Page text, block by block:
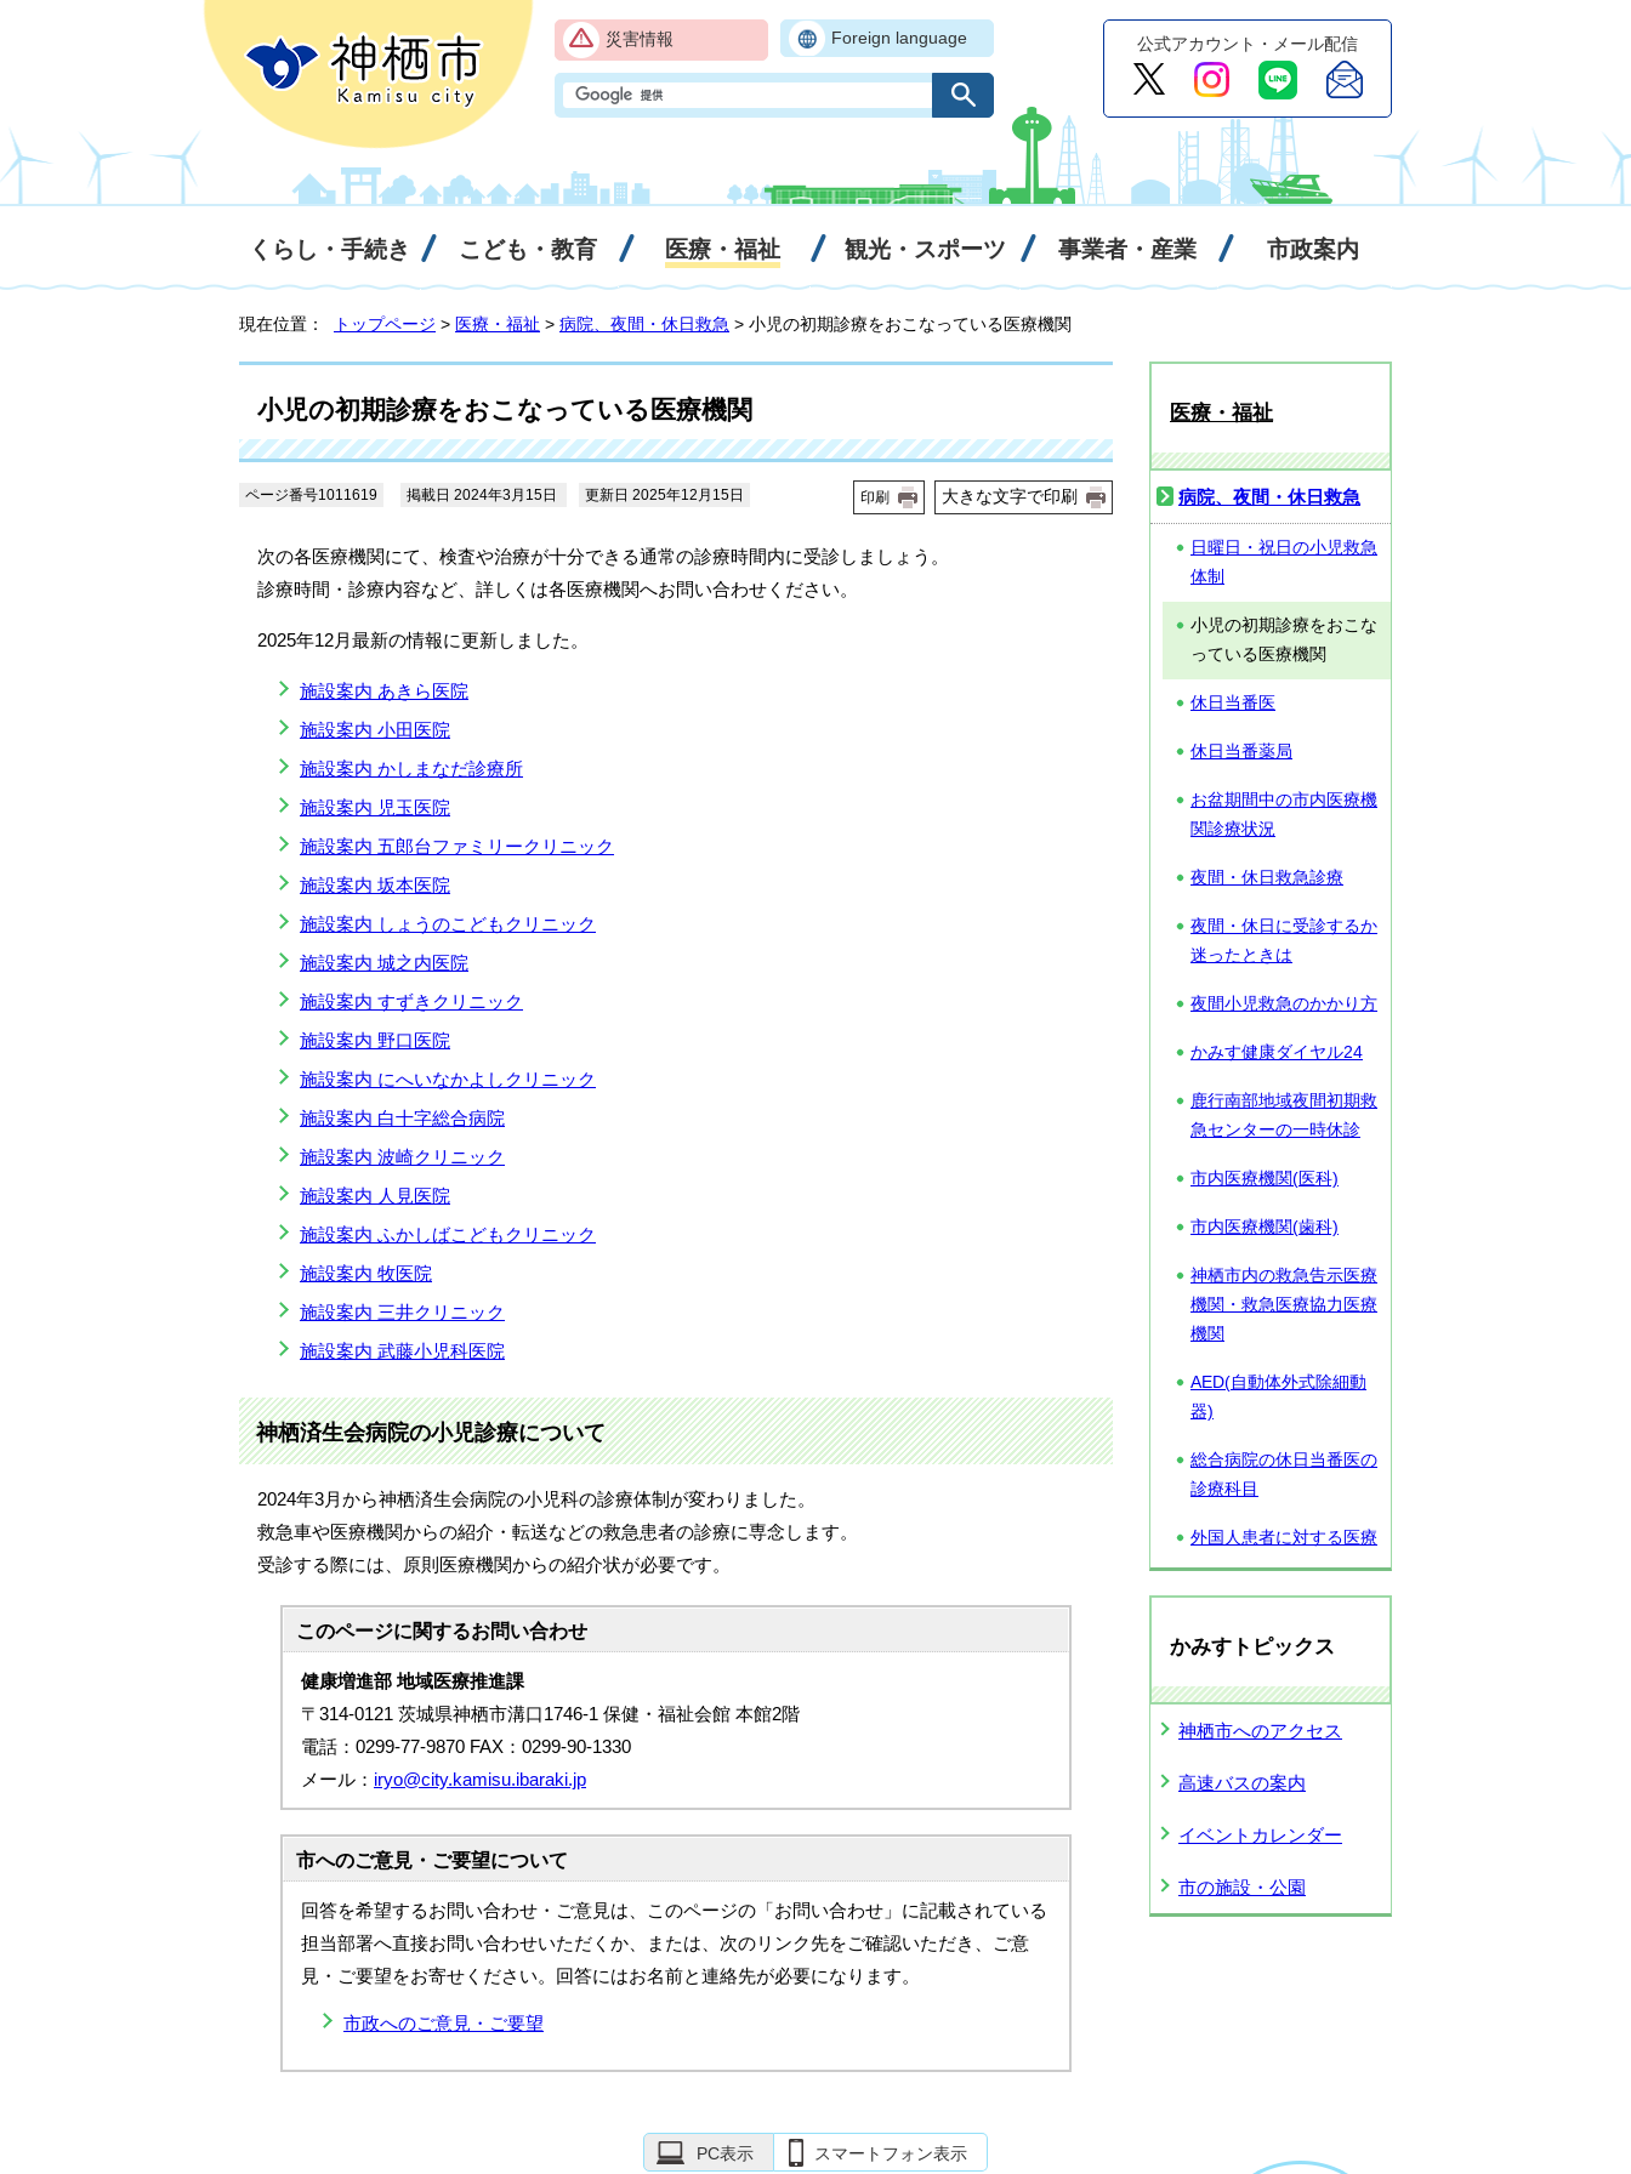
災害情報 Foreign language 公式アカウント・メール配信
くらし・手続き こども・教育 医療・福祉 観光・スポーツ 事業者・産業 市政案内
現在位置： トップページ > 医療・福祉 > 病院、夜間・休日救急 > 小児の初期診療をおこなっている医療機関
小児の初期診療をおこなっている医療機関
ページ番号1011619 掲載日 2024年3月15日 更新日 2025年12月15日 印刷 大きな文字で印刷
次の各医療機関にて、検査や治療が十分できる通常の診療時間内に受診しましょう。
診療時間・診療内容など、詳しくは各医療機関へお問い合わせください。
2025年12月最新の情報に更新しました。
施設案内 あきら医院
施設案内 小田医院
施設案内 かしまなだ診療所
施設案内 児玉医院
施設案内 五郎台ファミリークリニック
施設案内 坂本医院
施設案内 しょうのこどもクリニック
施設案内 城之内医院
施設案内 すずきクリニック
施設案内 野口医院
施設案内 にへいなかよしクリニック
施設案内 白十字総合病院
施設案内 波崎クリニック
施設案内 人見医院
施設案内 ふかしばこどもクリニック
施設案内 牧医院
施設案内 三井クリニック
施設案内 武藤小児科医院
神栖済生会病院の小児診療について
2024年3月から神栖済生会病院の小児科の診療体制が変わりました。
救急車や医療機関からの紹介・転送などの救急患者の診療に専念します。
受診する際には、原則医療機関からの紹介状が必要です。
このページに関するお問い合わせ
健康増進部 地域医療推進課
〒314-0121 茨城県神栖市溝口1746-1 保健・福祉会館 本館2階
電話：0299-77-9870 FAX：0299-90-1330
メール： iryo@city.kamisu.ibaraki.jp
市へのご意見・ご要望について
回答を希望するお問い合わせ・ご意見は、このページの「お問い合わせ」に記載されている
担当部署へ直接お問い合わせいただくか、または、次のリンク先をご確認いただき、ご意
見・ご要望をお寄せください。回答にはお名前と連絡先が必要になります。
市政へのご意見・ご要望
医療・福祉
病院、夜間・休日救急
日曜日・祝日の小児救急
体制
小児の初期診療をおこな
っている医療機関
休日当番医
休日当番薬局
お盆期間中の市内医療機
関診療状況
夜間・休日救急診療
夜間・休日に受診するか
迷ったときは
夜間小児救急のかかり方
かみす健康ダイヤル24
鹿行南部地域夜間初期救
急センターの一時休診
市内医療機関(医科)
市内医療機関(歯科)
神栖市内の救急告示医療
機関・救急医療協力医療
機関
AED(自動体外式除細動
器)
総合病院の休日当番医の
診療科目
外国人患者に対する医療
かみすトピックス
神栖市へのアクセス
高速バスの案内
イベントカレンダー
市の施設・公園
PC表示 スマートフォン表示